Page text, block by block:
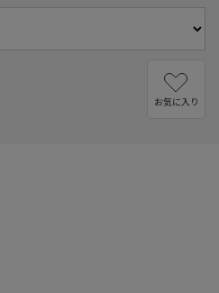
お気に入り